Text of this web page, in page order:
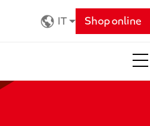
IT
Shop online